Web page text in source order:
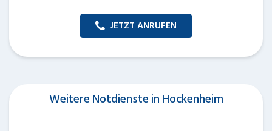
JETZT ANRUFEN
Weitere Notdienste in Hockenheim